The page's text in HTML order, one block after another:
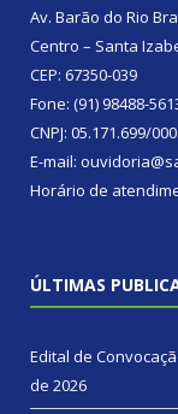
Av. Barão do Rio
Centro – Santa
CEP: 67350-039
Fone: (91) 98488-
CNPJ: 05.171.699/
E-mail:
Horário de
ÚLTIMAS
Edital de
de 2026